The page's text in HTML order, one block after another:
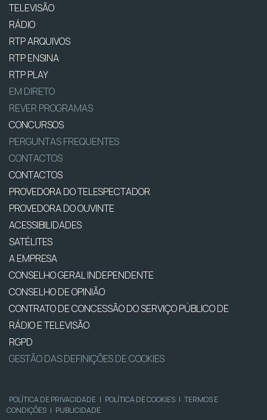
TELEVISÃO
RÁDIO
RTP ARQUIVOS
RTP ENSINA
RTP PLAY
EM DIRETO
REVER PROGRAMAS
CONCURSOS
PERGUNTAS FREQUENTES
CONTACTOS
CONTACTOS
PROVEDORA DO TELESPECTADOR
PROVEDORA DO OUVINTE
ACESSIBILIDADES
SATÉLITES
A EMPRESA
CONSELHO GERAL INDEPENDENTE
CONSELHO DE OPINIÃO
CONTRATO DE CONCESSÃO DO SERVIÇO PÚBLICO DE
RÁDIO E TELEVISÃO
RGPD
GESTÃO DAS DEFINIÇÕES DE COOKIES
POLÍTICA DE PRIVACIDADE | POLÍTICA DE COOKIES | TERMOS E
CONDIÇÕES | PUBLICIDADE